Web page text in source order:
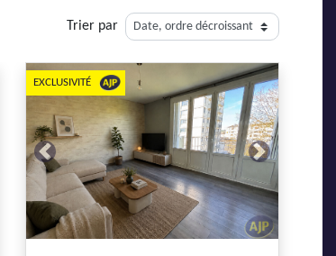
Trier par
Previous Next
EXCLUSIVITÉ